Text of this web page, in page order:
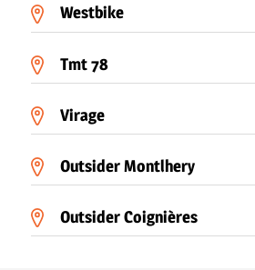
Westbike
Tmt 78
Virage
Outsider Montlhery
Outsider Coignières